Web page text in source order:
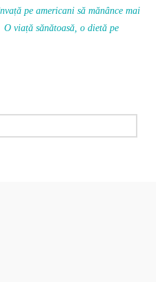
pe americani să mănânce mai
O viață sănătoasă, o dietă pe